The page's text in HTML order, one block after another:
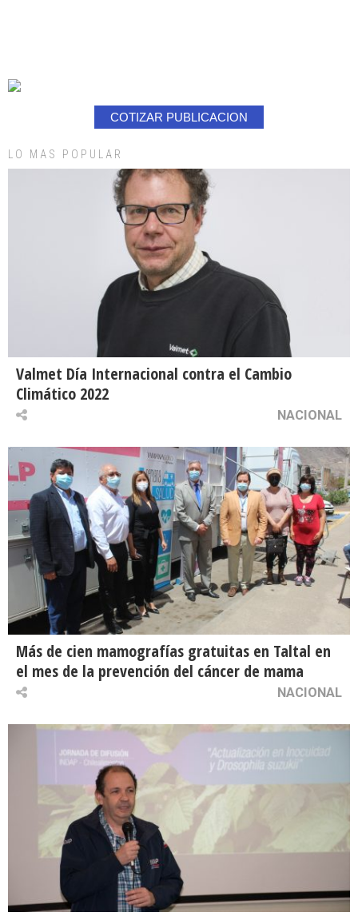
COTIZAR PUBLICACION
LO MAS POPULAR
Valmet Día Internacional contra el Cambio
Climático 2022
NACIONAL
Más de cien mamografías gratuitas en Taltal en
el mes de la prevención del cáncer de mama
NACIONAL